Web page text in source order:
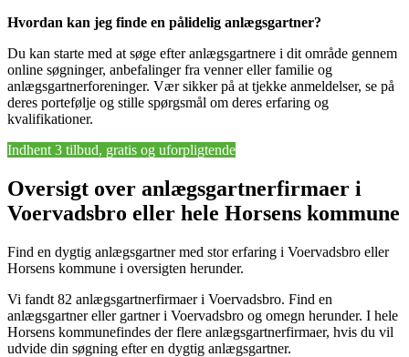
Hvordan kan jeg finde en pålidelig anlægsgartner?
Du kan starte med at søge efter anlægsgartnere i dit område gennem
online søgninger, anbefalinger fra venner eller familie og
anlægsgartnerforeninger. Vær sikker på at tjekke anmeldelser, se på
deres portefølje og stille spørgsmål om deres erfaring og
kvalifikationer.
Indhent 3 tilbud, gratis og uforpligtende
Oversigt over anlægsgartnerfirmaer i
Voervadsbro eller hele Horsens kommune
Find en dygtig anlægsgartner med stor erfaring i Voervadsbro eller
Horsens kommune i oversigten herunder.
Vi fandt 82 anlægsgartnerfirmaer i Voervadsbro. Find en
anlægsgartner eller gartner i Voervadsbro og omegn herunder. I hele
Horsens kommunefindes der flere anlægsgartnerfirmaer, hvis du vil
udvide din søgning efter en dygtig anlægsgartner.